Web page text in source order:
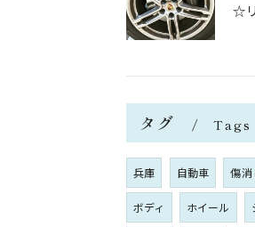
☆
タグ Tags
兵庫 自動車 傷消
ボディ ホイール